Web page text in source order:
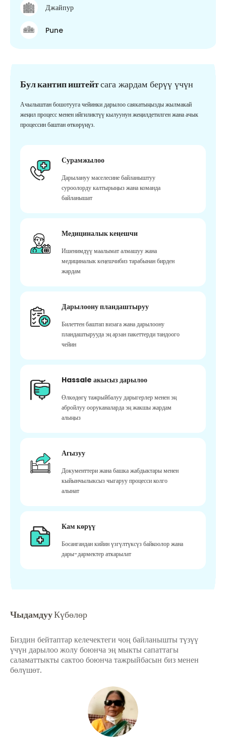
Джайпур
Pune
Бул кантип иштейтсага жардам берүү үчүн
Ачылыштан бошотууга чейинки дарылоо саякатыңызды жылмакай
жеңил процесс менен ийгиликтүү кылуунун жеңилдетилген жана ачык
процессин баштан өткөрүңүз.
Сурамжылоо
Дарылануу маселесине байланыштуу
суроолорду калтырыңыз жана команда
байланышат
Медициналык кеңешчи
Ишенимдүү маалымат алмашуу жана
медициналык кеңешчибиз тарабынан бирден
жардам
Дарылоону пландаштыруу
Билеттен баштап визага жана дарылоону
пландаштырууда эң арзан пакеттерди тандоого
чейин
Hassale акысыз дарылоо
Өлкөдөгү тажрыйбалуу дарыгерлер менен эң
абройлуу ооруканаларда эң жакшы жардам
алыңыз
Агызуу
Документтери жана башка жабдыктары менен
кыйынчылыксыз чыгаруу процесси колго
алынат
Кам көрүү
Босангандан кийин үзгүлтүксүз байкоолор жана
дары-дармектер аткарылат
ЧыдамдууКүбөлөр
Биздин бейтаптар келечектеги чоң байланышты түзүү
үчүн дарылоо жолу боюнча эң мыкты сапаттагы
саламаттыкты сактоо боюнча тажрыйбасын биз менен
бөлүшөт.